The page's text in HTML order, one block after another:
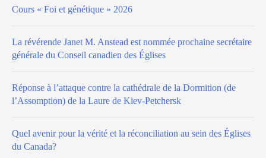
Cours « Foi et génétique » 2026
La révérende Janet M. Anstead est nommée prochaine secrétaire
générale du Conseil canadien des Églises
Réponse à l’attaque contre la cathédrale de la Dormition (de
l’Assomption) de la Laure de Kiev-Petchersk
Quel avenir pour la vérité et la réconciliation au sein des Églises
du Canada?